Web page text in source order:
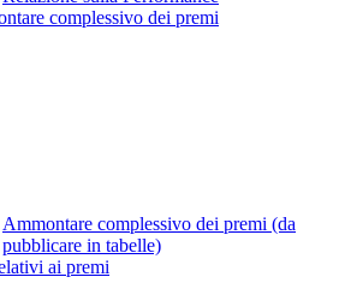
complessivo dei premi
Ammontare complessivo dei premi (da
pubblicare in tabelle)
ai premi